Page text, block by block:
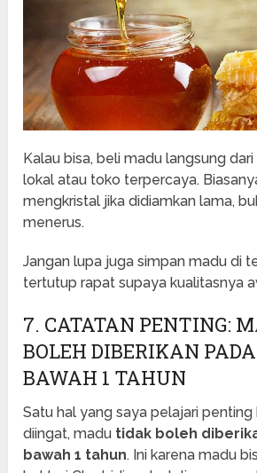
Kalau bisa, beli madu langsung
lokal atau toko terpercaya.
mengkristal jika didiamkan lama,
menerus.
Jangan lupa juga simpan madu di
tertutup rapat supaya kualitasnya
7. CATATAN PENTING:
BOLEH DIBERIKAN
BAWAH 1 TAHUN
Satu hal yang saya pelajari
diingat, madu tidak boleh
bawah 1 tahun. Ini karena madu